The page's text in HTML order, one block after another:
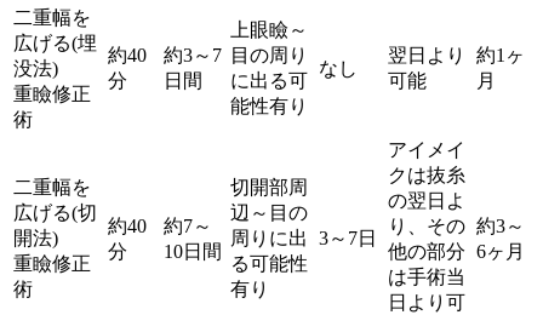
二重幅を
広げる(埋
没法)
重瞼修正
術
約40
分
約3～7
日間
上眼瞼～
目の周り
に出る可
能性有り
なし
翌日より
可能
約1ヶ
月
二重幅を
広げる(切
開法)
重瞼修正
術
約40
分
約7～
10日間
切開部周
辺～目の
周りに出
る可能性
有り
3～7日
アイメイ
クは抜糸
の翌日よ
り、その
他の部分
は手術当
日より可
約3～
6ヶ月